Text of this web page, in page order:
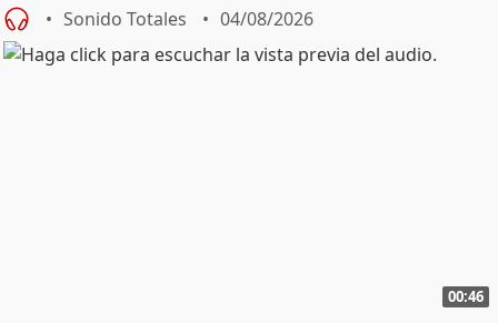
Sonido Totales 04/08/2026
00:46